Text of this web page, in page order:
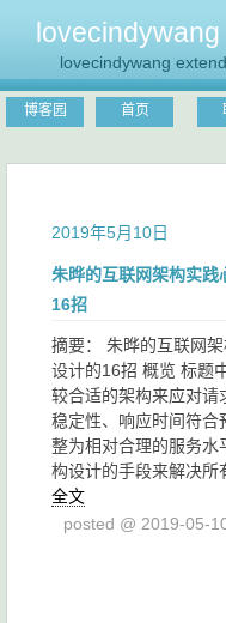
lovecindywang
lovecindywang
博客园 首页
2019年5月10日
朱晔的互联网架构实
16招
摘要： 朱晔的互联网
设计的16招 概览 标题
较合适的架构来应对请
稳定性、响应时间符合
整为相对合理的服务水
构设计的手段来解决所
全文
posted @ 2019-05-